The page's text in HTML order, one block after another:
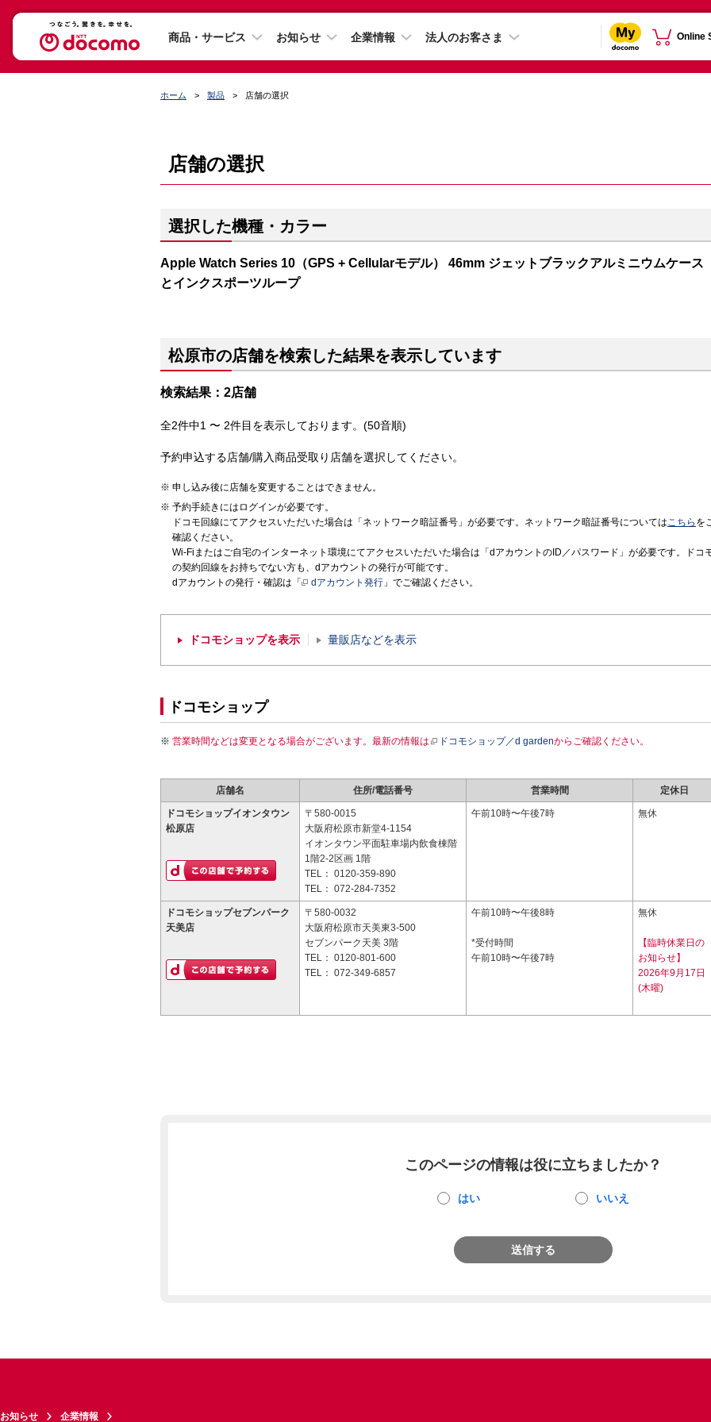
商品・サービス お知らせ 企業情報 法人のお客さま Online
ホーム 製品 店舗の選択
店舗の選択
選択した機種・カラー
Apple Watch Series 10（GPS + Cellularモデル） 46mm ジェットブラックアルミニウムケース
とインクスポーツループ
松原市の店舗を検索した結果を表示しています
検索結果：2店舗
全2件中1 〜 2件目を表示しております。(50音順)
予約申込する店舗/購入商品受取り店舗を選択してください。
申し込み後に店舗を変更することはできません。
予約手続きにはログインが必要です。
ドコモ回線にてアクセスいただいた場合は「ネットワーク暗証番号」が必要です。ネットワーク暗証番号についてはこちら を
確認ください。
Wi-Fiまたはご自宅のインターネット環境にてアクセスいただいた場合は「dアカウントのID／パスワード」が必要です。ドコ
の契約回線をお持ちでない方も、dアカウントの発行が可能です。
dアカウントの発行・確認は「
dアカウント発行 」でご確認ください。
ドコモショップを表示 量販店などを表示
ドコモショップ
営業時間などは変更となる場合がございます。最新の情報は ドコモショップ／d gardenからご確認ください。
店舗名 住所/電話番号 営業時間 定休日
ドコモショップイオンタウン
松原店
〒580-0015
大阪府松原市新堂4-1154
イオンタウン平面駐車場内飲食棟階
1階2-2区画 1階
TEL： 0120-359-890
TEL： 072-284-7352
午前10時〜午後7時 無休
ドコモショップセブンパーク
天美店
〒580-0032
大阪府松原市天美東3-500
セブンパーク天美 3階
TEL： 0120-801-600
TEL： 072-349-6857
午前10時〜午後8時
*受付時間
午前10時〜午後7時
無休
【臨時休業日の
お知らせ】
2026年9月17日
(木曜)
このページの情報は役に立ちましたか？
はい いいえ
送信する
お知らせ 企業情報